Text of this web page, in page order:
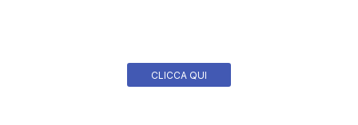
CLICCA QUI